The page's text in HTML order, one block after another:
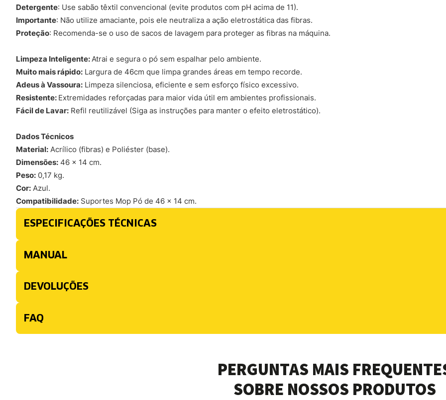
Detergente: Use sabão têxtil convencional (evite produtos com pH acima de 11).
Importante: Não utilize amaciante, pois ele neutraliza a ação eletrostática das fibras.
Proteção: Recomenda-se o uso de sacos de lavagem para proteger as fibras na máquina.
Limpeza Inteligente:Atrai e segura o pó sem espalhar pelo ambiente.
Muito mais rápido: Largura de 46cm que limpa grandes áreas em tempo recorde.
Adeus à Vassoura: Limpeza silenciosa, eficiente e sem esforço físico excessivo.
Resistente: Extremidades reforçadas para maior vida útil em ambientes profissionais.
Fácil de Lavar: Refil reutilizável (Siga as instruções para manter o efeito eletrostático).
Dados Técnicos
Material: Acrílico (fibras) e Poliéster (base).
Dimensões: 46 x 14 cm.
Peso: 0,17 kg.
Cor: Azul.
Compatibilidade: Suportes Mop Pó de 46 x 14 cm.
ESPECIFICAÇÕES TÉCNICAS
MANUAL
DEVOLUÇÕES
FAQ
PERGUNTAS MAIS
SOBRE NOSSOS PRODUTOS